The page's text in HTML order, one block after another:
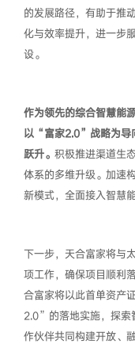
的发展路径，有助于推
化与效率提升，进一步
设。
作为领先的综合智慧能
以“富家2.0”战略为导
跃升。 积极推进渠道生
体系的多维升级。加速
新模式，全面接入智慧
下一步，天合富家将与
项工作，确保项目顺利
合富家将以此首单资产
2.0”的落地实施，探索
作伙伴共同构建开放、